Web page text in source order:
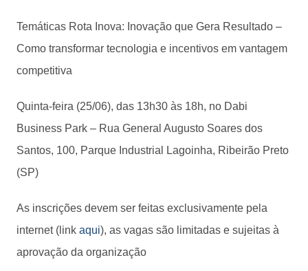
Temáticas Rota Inova: Inovação que Gera Resultado –
Como transformar tecnologia e incentivos em vantagem
competitiva
Quinta-feira (25/06), das 13h30 às 18h, no Dabi
Business Park – Rua General Augusto Soares dos
Santos, 100, Parque Industrial Lagoinha, Ribeirão Preto
(SP)
As inscrições devem ser feitas exclusivamente pela
internet (link aqui), as vagas são limitadas e sujeitas à
aprovação da organização